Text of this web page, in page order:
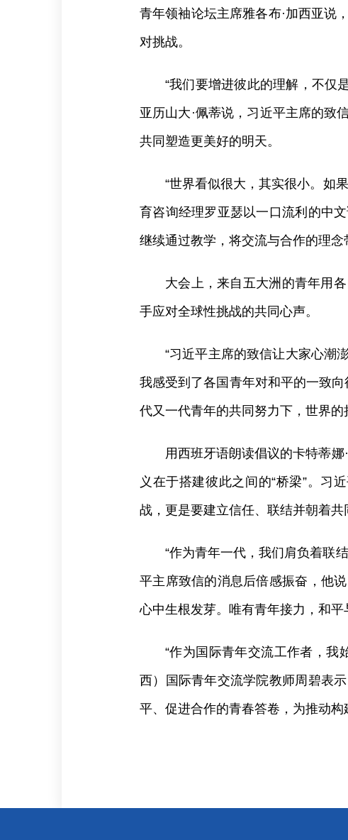
青年领袖论坛主席雅各布·加西亚说
对挑战。
“我们要增进彼此的理解，不仅
亚历山大·佩蒂说，习近平主席的致
共同塑造更美好的明天。
“世界看似很大，其实很小。如
育咨询经理罗亚瑟以一口流利的中
继续通过教学，将交流与合作的理念
大会上，来自五大洲的青年用
手应对全球性挑战的共同心声。
“习近平主席的致信让大家心潮
我感受到了各国青年对和平的一致
代又一代青年的共同努力下，世界的
用西班牙语朗读倡议的卡特蒂
义在于搭建彼此之间的“桥梁”。习
战，更是要建立信任、联结并朝着共
“作为青年一代，我们肩负着联
平主席致信的消息后倍感振奋，他
心中生根发芽。唯有青年接力，和平
“作为国际青年交流工作者，我
西）国际青年交流学院教师周碧表
平、促进合作的青春答卷，为推动构